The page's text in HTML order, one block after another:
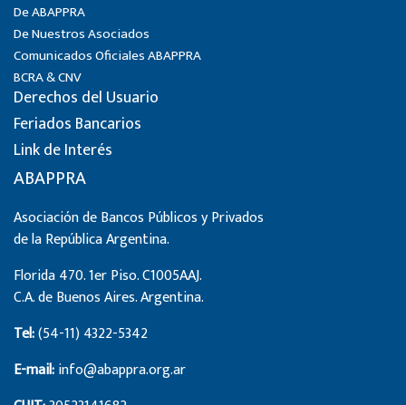
De ABAPPRA
De Nuestros Asociados
Comunicados Oficiales ABAPPRA
BCRA & CNV
Derechos del Usuario
Feriados Bancarios
Link de Interés
ABAPPRA
Asociación de Bancos Públicos y Privados
de la República Argentina.
Florida 470. 1er Piso. C1005AAJ.
C.A. de Buenos Aires. Argentina.
Tel:(54-11) 4322-5342
E-mail:info@abappra.org.ar